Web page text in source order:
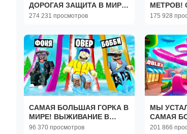
ДОРОГАЯ ЗАЩИТА В МИРЕ
В ROBLOX
274 231 просмотров
МЕТРОВ!
БОЛЬШАЯ
175 928
САМАЯ БОЛЬШАЯ ГОРКА В
МИРЕ! ВЫЖИВАНИЕ В
АКВАПАРКЕ В ROBLOX
96 370 просмотров
МЫ
САМАЯ
ГОРКА В
201 866